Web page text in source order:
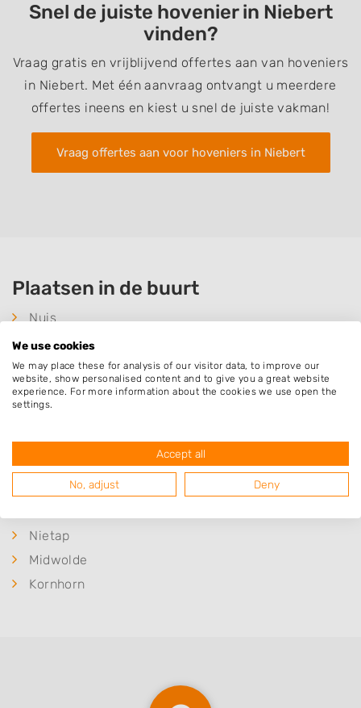
Snel de juiste hovenier in Niebert
vinden?
Vraag gratis en vrijblijvend offertes aan van hoveniers
in Niebert. Met één aanvraag ontvangt u meerdere
offertes ineens en kiest u snel de juiste vakman!
Vraag offertes aan voor hoveniers in Niebert
Plaatsen in de buurt
Nuis
Tolbert
Lucaswolde
Boerakker
Jonkersvaart
Marum
Zevenhuizen
Nietap
Midwolde
Kornhorn
We use cookies
We may place these for analysis of our visitor data, to improve our
website, show personalised content and to give you a great website
experience. For more information about the cookies we use open the
settings.
Accept all
No, adjust Deny